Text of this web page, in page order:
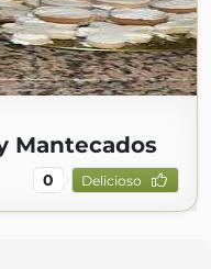
Mantecados
0 Delicioso